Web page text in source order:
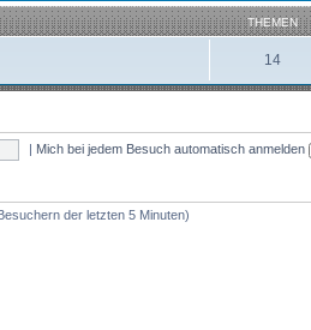
THEMEN
14
| Mich bei jedem Besuch automatisch anmelden
der letzten 5 Minuten)